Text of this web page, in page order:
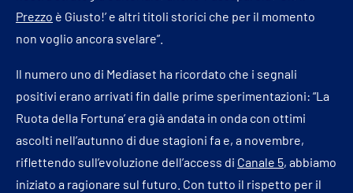
Prezzo è Giusto!’ e altri titoli storici che per il momento
non voglio ancora svelare”.
Il numero uno di Mediaset ha ricordato che i segnali
positivi erano arrivati fin dalle prime sperimentazioni: “La
Ruota della Fortuna’ era già andata in onda con ottimi
ascolti nell’autunno di due stagioni fa e, a novembre,
riflettendo sull’evoluzione dell’access di Canale 5, abbiamo
iniziato a ragionare sul futuro. Con tutto il rispetto per il